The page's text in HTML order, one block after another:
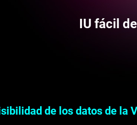
IU fácil
de los datos de la